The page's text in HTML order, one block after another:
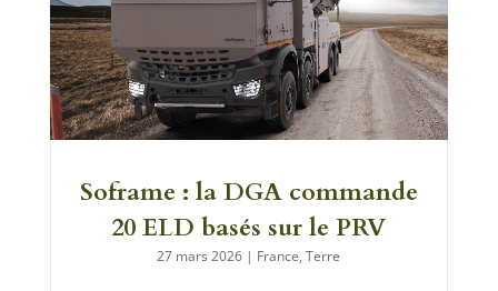
Soframe : la DGA commande
20 ELD basés sur le PRV
27 mars 2026 | France,Terre